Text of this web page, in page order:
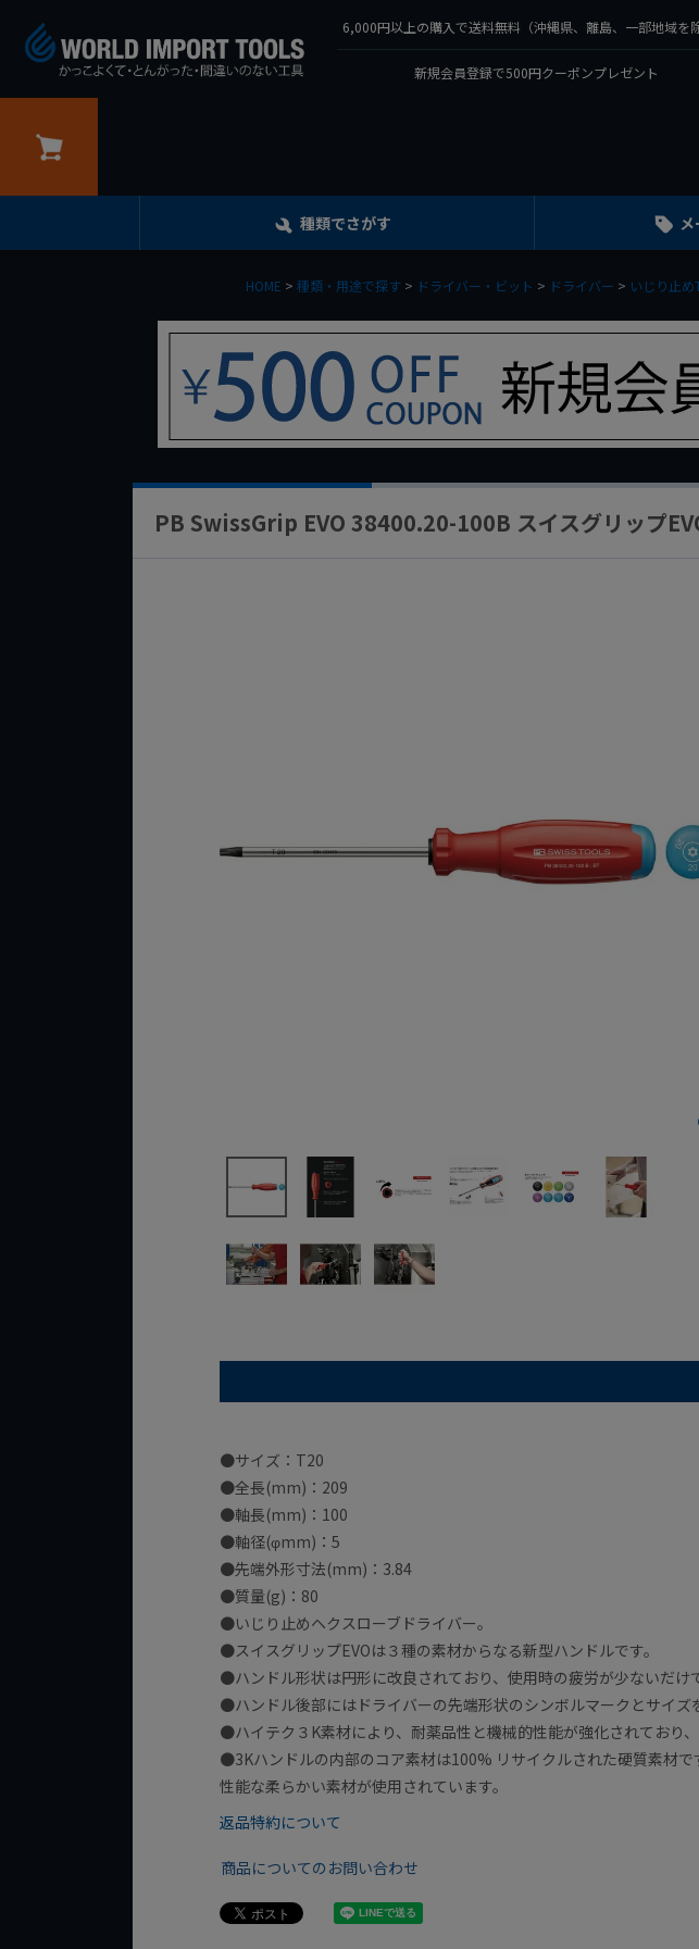
6,000円以上の購入で送料無料（沖縄県、離島、一部地域を除
新規会員登録で500円クーポンプレゼント
種類でさがす メ
HOME 種類・用途で探す ドライバー・ビット ドライバー いじり止め
PB SwissGrip EVO 38400.20-100B スイスグリップ
●サイズ：T20
●全長(mm)：209
●軸長(mm)：100
●軸径(φmm)：5
●先端外形寸法(mm)：3.84
●質量(g)：80
●いじり止めヘクスローブドライバー。
●スイスグリップEVOは３種の素材からなる新型ハンドルです。
●ハンドル形状は円形に改良されており、使用時の疲労が少ないだけ
●ハンドル後部にはドライバーの先端形状のシンボルマークとサイズ
●ハイテク３K素材により、耐薬品性と機械的性能が強化されており
●3Kハンドルの内部のコア素材は100% リサイクルされた硬質素材
性能な柔らかい素材が使用されています。
返品特約について
商品についてのお問い合わせ